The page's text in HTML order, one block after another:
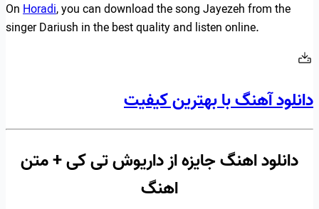
OnHoradi, you can download the song Jayezeh from the
singer Dariush in the best quality and listen online.
دانلود آهنگ با بهترین کیفیت
دانلود اهنگ جایزه از داریوش تی کی + متن
اهنگ